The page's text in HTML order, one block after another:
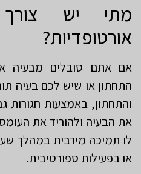
מתי יש
אורטופדיות?
אם אתם סובלים מבעיה
התחתון או שיש לכם בעיה
והתחתון, באמצעות חגורות
את הבעיה ולהוריד את
לו תמיכה מירבית במהלך
או בפעילות ספורטיבית.